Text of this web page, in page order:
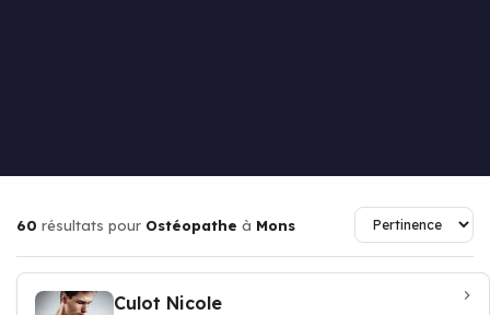
60 résultats pour Ostéopathe à Mons
Culot Nicole